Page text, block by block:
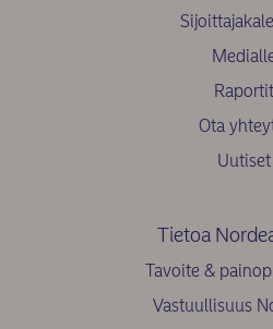
Raportit
Ota
Uutiset
Tietoa
Tavoite &
Vastuullisuus